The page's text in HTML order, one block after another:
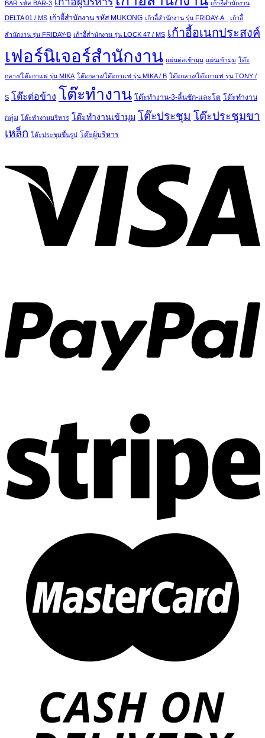
BAR รหัส BAR-3 เก้าอี้สำนักงาน
DELTA 01 / MS เก้าอี้สำนักงาน รหัส MUKONG เก้าอี้สำนักงาน รุ่น FRIDAY-A เก้าอี้
สำนักงาน รุ่น FRIDAY-B เก้าอี้สำนักงาน รุ่น LOCK 47 / MS เก้าอี้อเนกประสงค์
เฟอร์นิเจอร์สำนักงาน แผ่นต่อเข้ามุม แผ่นเข้ามุม โต๊ะ
กลาง/โต๊ะกาแฟ รุ่น MIKA โต๊ะกลาง/โต๊ะกาแฟ รุ่น MIKA / B โต๊ะกลาง/โต๊ะกาแฟ รุ่น TONY /
S โต๊ะต่อข้าง โต๊ะทำงาน โต๊ะทำงาน-3-ลิ้นชัก-และโต โต๊ะทำงาน
กลุ่ม โต๊ะทำงานบริหาร โต๊ะทำงานเข้ามุม โต๊ะประชุม โต๊ะประชุมขา
เหล็ก โต๊ะประชุมขึ้นรูป โต๊ะผู้บริหาร